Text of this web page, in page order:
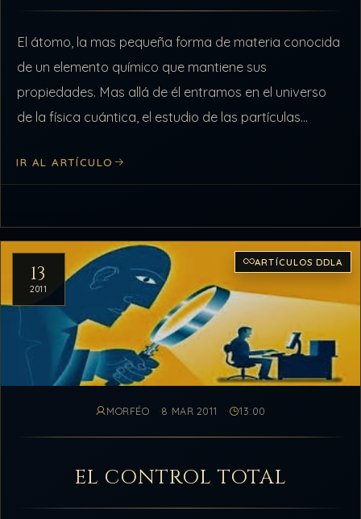
El átomo, la mas pequeña forma de materia conocida
de un elemento químico que mantiene sus
propiedades. Mas allá de él entramos en el universo
de la física cuántica, el estudio de las partículas
IR AL ARTÍCULO
13
2011
ARTÍCULOS DDLA
MORFÉO 8 MAR 2011 13:00
EL CONTROL TOTAL